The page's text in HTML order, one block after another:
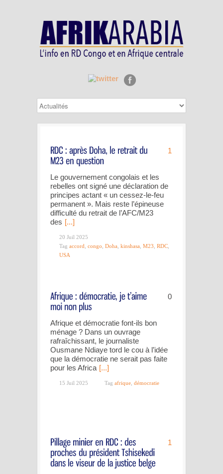
1
Le gouvernement congolais et les
rebelles ont signé une déclaration de
principes actant « un cessez-le-feu
permanent ». Mais reste l’épineuse
difficulté du retrait de l’AFC/M23
des [...]
20 Juil 2025
Tag accord congo Doha kinshasa M23 RDC
USA
0
Afrique et démocratie font-ils bon
ménage ? Dans un ouvrage
rafraîchissant, le journaliste
Ousmane Ndiaye tord le cou à l’idée
que la démocratie ne serait pas faite
pour les Africa [...]
15 Juil 2025 Tag afrique démocratie
1